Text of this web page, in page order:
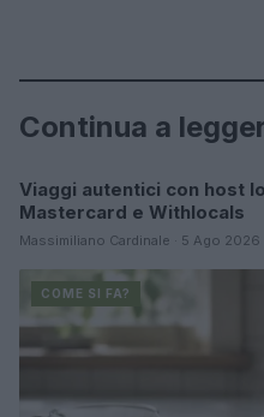
Continua a
COME SI FA?
Viaggi autentici con host
Mastercard e Withlocals
Massimiliano Cardinale · 5 Ago 2026
COME SI FA?